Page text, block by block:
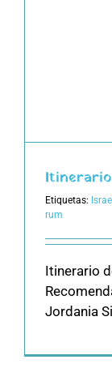
Etiquetas: Israel
rum
Itinerario
Jordania